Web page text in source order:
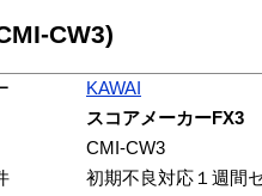
CW3)
KAWAI
スコアメーカーFX3
CMI-CW3
初期不良対応１週間